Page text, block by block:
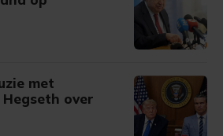
met
over